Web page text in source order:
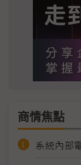
商情焦點
系統內部